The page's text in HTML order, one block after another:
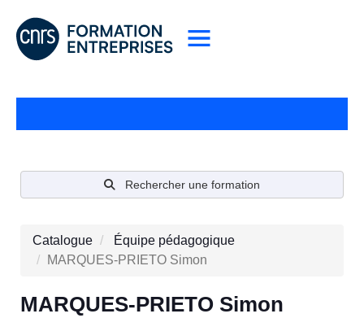
Rechercher une formation
Catalogue
Équipe pédagogique
MARQUES-PRIETO Simon
MARQUES-PRIETO Simon